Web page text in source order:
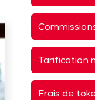
Tarification
Frais de